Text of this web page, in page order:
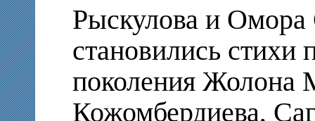
Рыскулова и Омора
становились стихи
поколения Жолона
Кожомбердиева,